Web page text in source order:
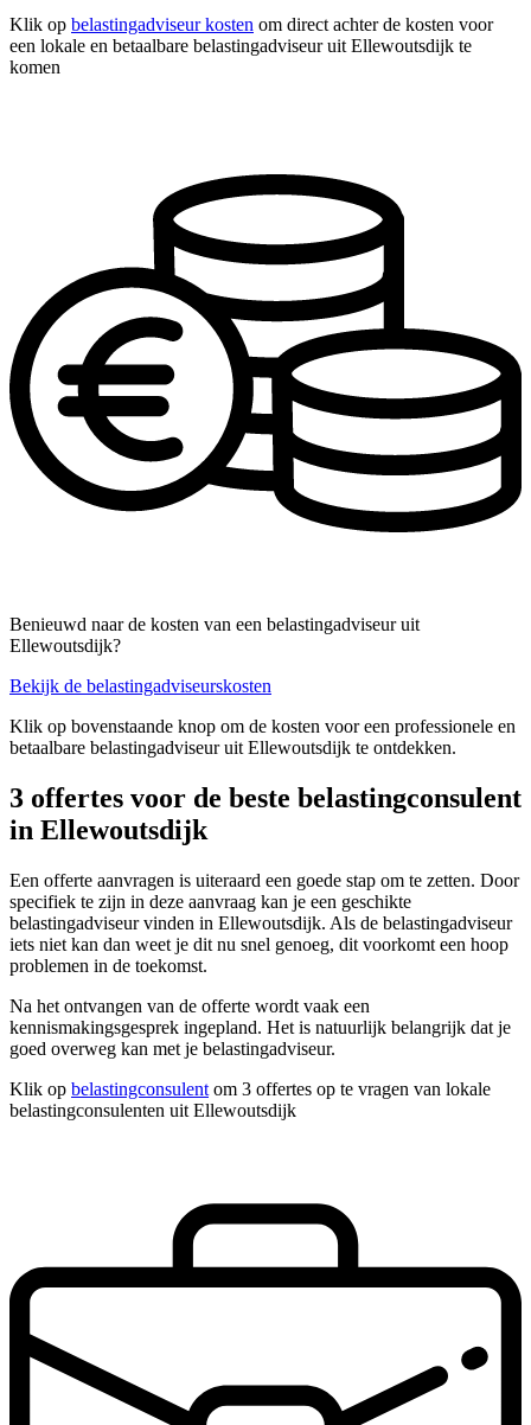
Klik op belastingadviseur kosten om direct achter de kosten voor
een lokale en betaalbare belastingadviseur uit Ellewoutsdijk te
komen
Benieuwd naar de kosten van een belastingadviseur uit
Ellewoutsdijk?
Bekijk de belastingadviseurskosten
Klik op bovenstaande knop om de kosten voor een professionele en
betaalbare belastingadviseur uit Ellewoutsdijk te ontdekken.
3 offertes voor de beste belastingconsulent
in Ellewoutsdijk
Een offerte aanvragen is uiteraard een goede stap om te zetten. Door
specifiek te zijn in deze aanvraag kan je een geschikte
belastingadviseur vinden in Ellewoutsdijk. Als de belastingadviseur
iets niet kan dan weet je dit nu snel genoeg, dit voorkomt een hoop
problemen in de toekomst.
Na het ontvangen van de offerte wordt vaak een
kennismakingsgesprek ingepland. Het is natuurlijk belangrijk dat je
goed overweg kan met je belastingadviseur.
Klik op belastingconsulent om 3 offertes op te vragen van lokale
belastingconsulenten uit Ellewoutsdijk